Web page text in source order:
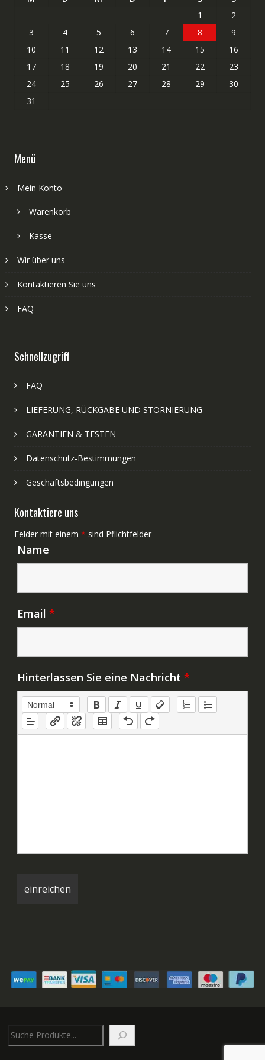
1
2
3
4 5 6 7 8
9
10
11 12 13 14 15
16
17
18 19 20 21 22
23
24
25 26 27 28 29
30
31
Menü
Mein Konto
Warenkorb
Kasse
Wir über uns
Kontaktieren Sie uns
FAQ
Schnellzugriff
FAQ
LIEFERUNG, RÜCKGABE UND STORNIERUNG
GARANTIEN & TESTEN
Datenschutz-Bestimmungen
Geschäftsbedingungen
Kontaktiere uns
Felder mit einem * sind Pflichtfelder
Name
Email *
Hinterlassen Sie eine Nachricht *